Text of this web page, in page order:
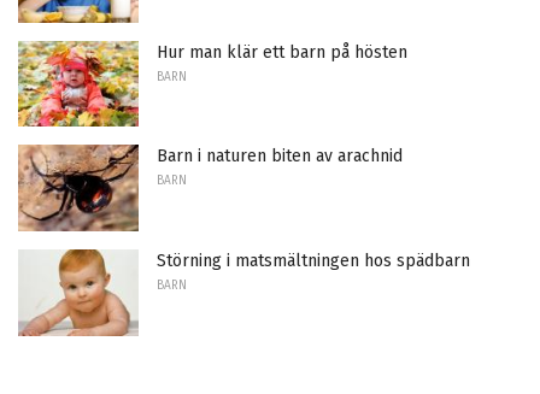
Hur man klär ett barn på hösten
BARN
Barn i naturen biten av arachnid
BARN
Störning i matsmältningen hos spädbarn
BARN